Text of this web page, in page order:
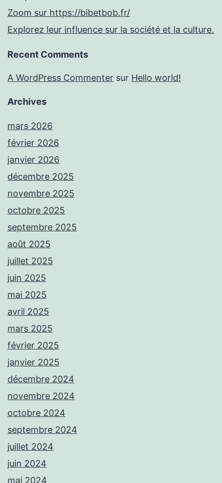
Zoom sur https://bibetbob.fr/
Explorez leur influence sur la société et la culture.
Recent Comments
A WordPress Commenter sur Hello world!
Archives
mars 2026
février 2026
janvier 2026
décembre 2025
novembre 2025
octobre 2025
septembre 2025
août 2025
juillet 2025
juin 2025
mai 2025
avril 2025
mars 2025
février 2025
janvier 2025
décembre 2024
novembre 2024
octobre 2024
septembre 2024
juillet 2024
juin 2024
mai 2024